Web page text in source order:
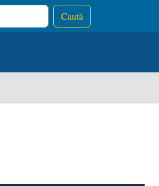
Caută